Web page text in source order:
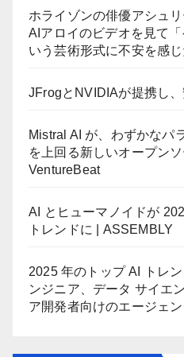
ホライゾンの俳優アシュ
AIアロイのビデオを見て
いう芸術形式に不安を感
JFrogとNVIDIAが提携し
Mistral AI が、わずかなパ
を上回る新しいオープン
VentureBeat
AI とヒューマノイドが
トレンドに | ASSEMBLY
2025 年のトップ AI トレ
ンジニア、データ サイエ
ア開発者向けのエージェ